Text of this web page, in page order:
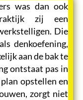
was dan ook
zij een
Die
denkoefening,
aan de bak te
ontstaat pas in
opstellen en
zorgt niet